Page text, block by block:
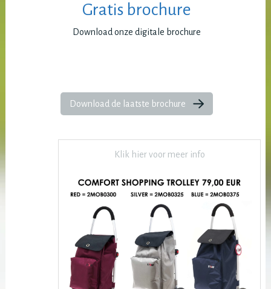
Gratis brochure
Download onze digitale brochure
Download de laatste brochure
Klik hier voor meer info